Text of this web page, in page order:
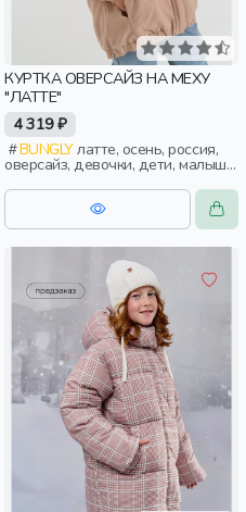
КУРТКА ОВЕРСАЙЗ НА МЕХУ
"ЛАТТЕ"
4 319 ₽
BUNGLYлатте, осень, россия,
оверсайз, девочки, дети, малыши,
дошкольники